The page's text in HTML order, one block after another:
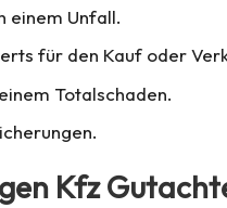
einem Unfall.
für den Kauf oder
Totalschaden.
Kfz